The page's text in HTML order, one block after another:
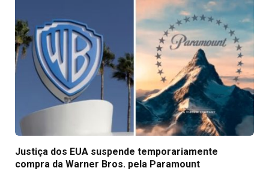
Justiça dos EUA suspende temporariamente
compra da Warner Bros. pela Paramount